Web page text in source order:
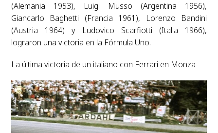
(Alemania 1953), Luigi Musso (Argentina 1956),
Giancarlo Baghetti (Francia 1961), Lorenzo Bandini
(Austria 1964) y Ludovico Scarfiotti (Italia 1966),
lograron una victoria en la Fórmula Uno.
La última victoria de un italiano con Ferrari en Monza